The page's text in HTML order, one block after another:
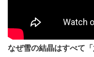
なぜ雪の結晶はすべて